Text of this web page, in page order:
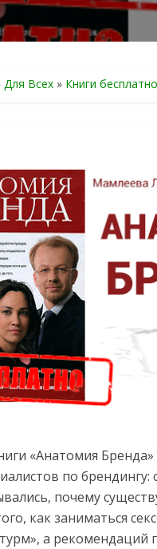
Для Всех » Книги бесплатно
«Анатомия
по
почему
как заниматься
а рекомендаций